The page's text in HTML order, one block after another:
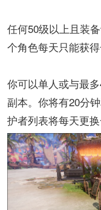
任何50级以上且装
个角色每天只能获
你可以单人或与最
副本。你将有20分
护者列表将每天更换